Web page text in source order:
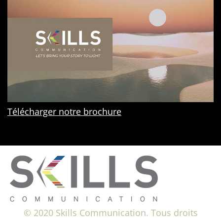
Télécharger notre brochure
© 2020 Skills Communication. Tous droits